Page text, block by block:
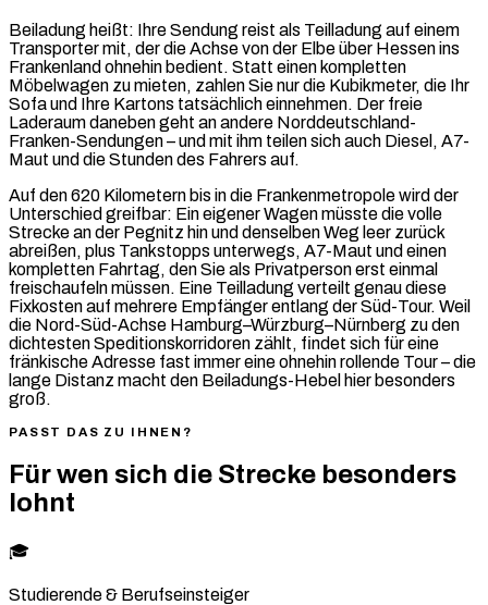
Beiladung heißt: Ihre Sendung reist als Teilladung auf einem
Transporter mit, der die Achse von der Elbe über Hessen ins
Frankenland ohnehin bedient. Statt einen kompletten
Möbelwagen zu mieten, zahlen Sie nur die Kubikmeter, die Ihr
Sofa und Ihre Kartons tatsächlich einnehmen. Der freie
Laderaum daneben geht an andere Norddeutschland-
Franken-Sendungen – und mit ihm teilen sich auch Diesel, A7-
Maut und die Stunden des Fahrers auf.
Auf den 620 Kilometern bis in die Frankenmetropole wird der
Unterschied greifbar: Ein eigener Wagen müsste die volle
Strecke an der Pegnitz hin und denselben Weg leer zurück
abreißen, plus Tankstopps unterwegs, A7-Maut und einen
kompletten Fahrtag, den Sie als Privatperson erst einmal
freischaufeln müssen. Eine Teilladung verteilt genau diese
Fixkosten auf mehrere Empfänger entlang der Süd-Tour. Weil
die Nord-Süd-Achse Hamburg–Würzburg–Nürnberg zu den
dichtesten Speditionskorridoren zählt, findet sich für eine
fränkische Adresse fast immer eine ohnehin rollende Tour – die
lange Distanz macht den Beiladungs-Hebel hier besonders
groß.
PASST DAS ZU IHNEN?
Für wen sich die Strecke besonders
lohnt
🎓
Studierende & Berufseinsteiger